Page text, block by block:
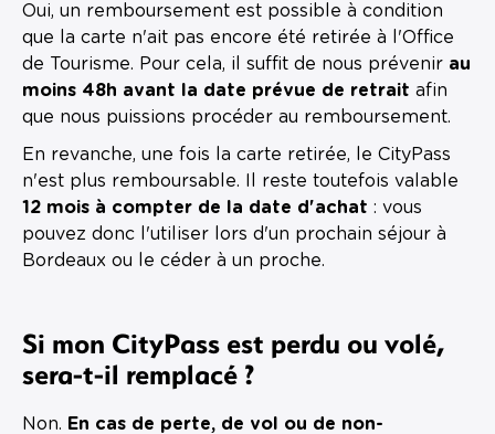
Oui, un remboursement est possible à condition
que la carte n'ait pas encore été retirée à l'Office
de Tourisme. Pour cela, il suffit de nous prévenir au
moins 48h avant la date prévue de retrait afin
que nous puissions procéder au remboursement.
En revanche, une fois la carte retirée, le CityPass
n'est plus remboursable. Il reste toutefois valable
12 mois à compter de la date d'achat : vous
pouvez donc l'utiliser lors d'un prochain séjour à
Bordeaux ou le céder à un proche.
Si mon CityPass est perdu ou volé,
sera-t-il remplacé ?
Non. En cas de perte, de vol ou de non-